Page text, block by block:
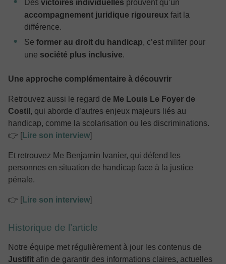
Des victoires individuelles prouvent qu’un
accompagnement juridique rigoureux fait la
différence.
Se former au droit du handicap, c’est militer pour
une société plus inclusive.
Une approche complémentaire à découvrir
Retrouvez aussi le regard de Me Louis Le Foyer de
Costil , qui aborde d’autres enjeux majeurs liés au
handicap, comme la scolarisation ou les discriminations.
👉 [Lire son interview]
Et retrouvez Me Benjamin Ivanier, qui défend les
personnes en situation de handicap face à la justice
pénale.
👉 [Lire son interview]
Historique de l’article
Notre équipe met régulièrement à jour les contenus de
Justifit afin de garantir des informations claires, actuelles